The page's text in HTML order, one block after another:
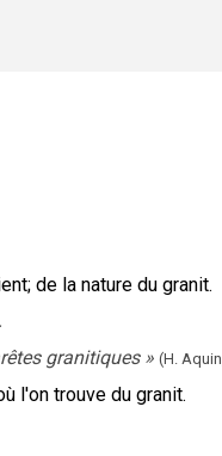
; de la nature du granit.
granitiques » (H. Aquin,
l'on trouve du granit.